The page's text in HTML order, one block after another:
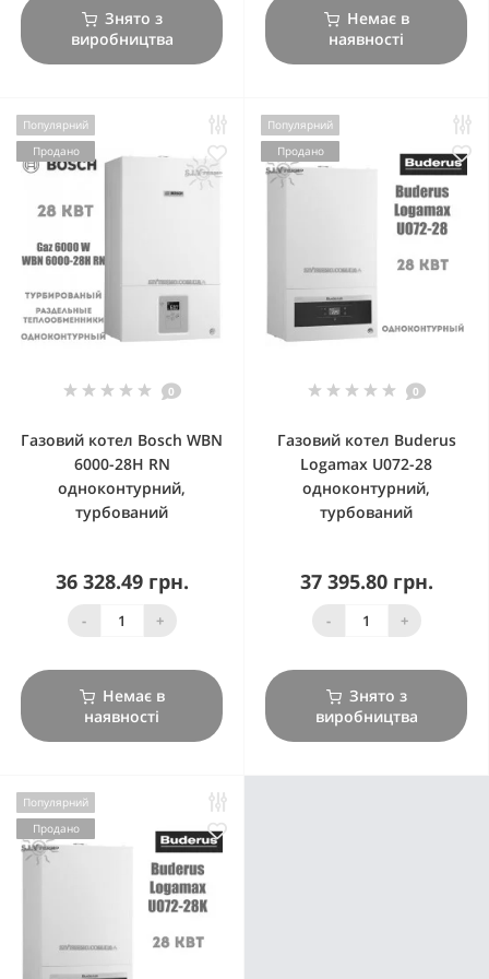
Знято з
виробництва
Немає в
наявності
Популярний
Продано
0
Газовий котел Bosch WBN
6000-28H RN
одноконтурний,
турбований
36 328.49 грн.
- +
Немає в
наявності
Популярний
Продано
0
Газовий котел Buderus
Logamax U072-28
одноконтурний,
турбований
37 395.80 грн.
- +
Знято з
виробництва
Популярний
Продано